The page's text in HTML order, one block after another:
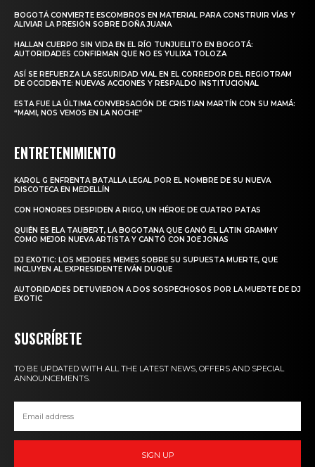
BOGOTÁ CONVIERTE ESCOMBROS EN MATERIAL PARA CONSTRUIR VÍAS Y
ALIVIAR LA PRESIÓN SOBRE DOÑA JUANA
HALLAN CUERPO SIN VIDA EN EL RÍO TUNJUELITO EN BOGOTÁ:
AUTORIDADES CONFIRMAN QUE NO ES YULIXA TOLOZA
ASÍ SE REFUERZA LA SEGURIDAD VIAL EN EL CORREDOR DEL REGIOTRAM
DE OCCIDENTE: NUEVAS ACCIONES Y RESPALDO INSTITUCIONAL
ESTA FUE LA ÚLTIMA CONVERSACIÓN DE CRISTIAN MARTÍN CON SU MAMÁ:
“MAMI, NOS VEMOS EN LA NOCHE”
ENTRETENIMIENTO
KAROL G ENFRENTA BATALLA LEGAL POR EL NOMBRE DE SU NUEVA
DISCOTECA EN MEDELLÍN
CON HONORES DESPIDEN A RIGO, UN HÉROE DE CUATRO PATAS
QUIÉN ES ELA TAUBERT, LA BOGOTANA QUE GANÓ EL LATIN GRAMMY
COMO MEJOR NUEVA ARTISTA Y CANTÓ CON JOE JONAS
DJ EXOTIC: LOS MEJORES MEMES SOBRE SU SUPUESTA MUERTE, QUE
INCLUYEN AL EXPRESIDENTE IVÁN DUQUE
AUTORIDADES DETUVIERON A DOS SOSPECHOSOS POR LA MUERTE DE DJ
EXOTIC
SUSCRÍBETE
TO BE UPDATED WITH ALL THE LATEST NEWS, OFFERS AND SPECIAL
ANNOUNCEMENTS.
SIGN UP